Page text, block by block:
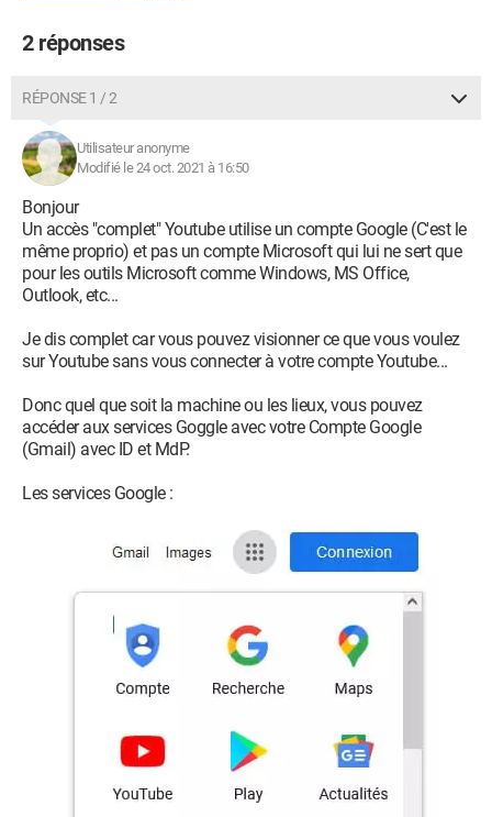
2 réponses
RÉPONSE 1 / 2
Utilisateur anonyme
Modifié le 24 oct. 2021 à 16:50
Bonjour
Un accès "complet" Youtube utilise un compte Google (C'est le
même proprio) et pas un compte Microsoft qui lui ne sert que
pour les outils Microsoft comme Windows, MS Office,
Outlook, etc...
Je dis complet car vous pouvez visionner ce que vous voulez
sur Youtube sans vous connecter à votre compte Youtube...
Donc quel que soit la machine ou les lieux, vous pouvez
accéder aux services Goggle avec votre Compte Google
(Gmail) avec ID et MdP.
Les services Google :